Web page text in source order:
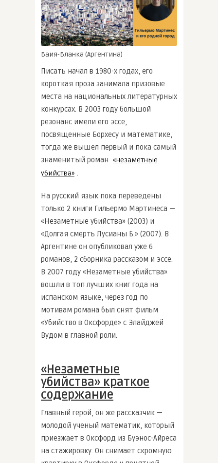
Баия-Бланка (Аргентина)
Писать начал в 1980-х годах, его
короткая проза занимала призовые
места на национальных литературных
конкурсах. В 2003 году большой
резонанс имели его эссе,
посвященные Борхесу и математике,
тогда же вышел первый и пока самый
знаменитый роман «Незаметные
убийства» .
На русский язык пока переведены
только 2 книги Гильермо Мартинеса —
«Незаметные убийства» (2003) и
«Долгая смерть Лусианы Б.» (2007). В
Аргентине он опубликовал уже 6
романов, 2 сборника рассказом и эссе.
В 2007 году «Незаметные убийства»
вошли в топ лучших книг года на
испанском языке, через год по
мотивам романа был снят фильм
«Убийство в Оксфорде» с Элайджей
Вудом в главной роли.
«Незаметные
убийства» краткое
содержание
Главный герой, он же рассказчик —
молодой ученый математик, который
приезжает в Оксфорд из Буэнос-Айреса
на стажировку. Он снимает скромную